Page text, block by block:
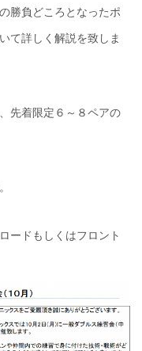
勝負どころとなったポ
て詳しく解説を致しま
先着限定６～８ペアの
ードもしくはフロント